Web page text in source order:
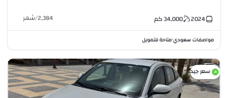
2024
34,000كم 2,384
/شهر
مواصفات سعودي•متاحة للتمويل
سعر جيد